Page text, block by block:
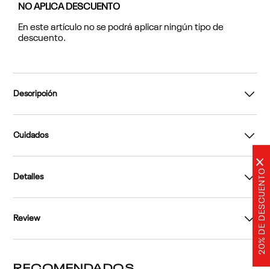
20% DE DESCUENTO
×
NO APLICA DESCUENTO
En este artículo no se podrá aplicar ningún tipo de
descuento.
Descripción
Cuidados
Detalles
Review